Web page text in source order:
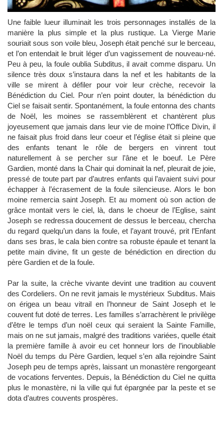
Une faible lueur illuminait les trois personnages installés de la
manière la plus simple et la plus rustique. La Vierge Marie
souriait sous son voile bleu, Joseph était penché sur le berceau,
et l’on entendait le bruit léger d’un vagissement de nouveau-né.
Peu à peu, la foule oublia Subditus, il avait comme disparu. Un
silence très doux s’instaura dans la nef et les habitants de la
ville se mirent à défiler pour voir leur crèche, recevoir la
Bénédiction du Ciel. Pour n’en point douter, la bénédiction du
Ciel se faisait sentir. Spontanément, la foule entonna des chants
de Noël, les moines se rassemblèrent et chantèrent plus
joyeusement que jamais dans leur vie de moine l’Office Divin, il
ne faisait plus froid dans leur coeur et l’église était si pleine que
des enfants tenant le rôle de bergers en vinrent tout
naturellement à se percher sur l’âne et le boeuf. Le Père
Gardien, monté dans la Chair qui dominait la nef, pleurait de joie,
pressé de toute part par d’autres enfants qui l’avaient suivi pour
échapper à l’écrasement de la foule silencieuse. Alors le bon
moine remercia saint Joseph. Et au moment où son action de
grâce montait vers le ciel, là, dans le choeur de l’Eglise, saint
Joseph se redressa doucement de dessus le berceau, chercha
du regard quelqu’un dans la foule, et l’ayant trouvé, prit l’Enfant
dans ses bras, le cala bien contre sa robuste épaule et tenant la
petite main divine, fit un geste de bénédiction en direction du
père Gardien et de la foule.
Par la suite, la crèche vivante devint une tradition au couvent
des Cordeliers. On ne revit jamais le mystérieux Subditus. Mais
on érigea un beau vitrail en l’honneur de Saint Joseph et le
couvent fut doté de terres. Les familles s’arrachèrent le privilège
d’être le temps d’un noël ceux qui seraient la Sainte Famille,
mais on ne sut jamais, malgré des traditions variées, quelle était
la première famille à avoir eu cet honneur lors de l’inoubliable
Noël du temps du Père Gardien, lequel s’en alla rejoindre Saint
Joseph peu de temps après, laissant un monastère rengorgeant
de vocations ferventes. Depuis, la Bénédiction du Ciel ne quitta
plus le monastère, ni la ville qui fut épargnée par la peste et se
dota d’autres couvents prospères.